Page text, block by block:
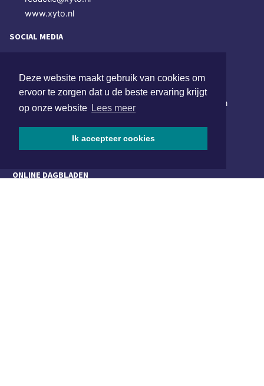
Deze website maakt gebruik van cookies om
ervoor te zorgen dat u de beste ervaring krijgt
op onze website Lees meer
Ik accepteer cookies
www.xyto.nl
SOCIAL MEDIA
NIEUWSBRIEF AANMELDEN
Schrijf je in voor onze nieuwsbrief en krijg wekelijks een
samenvatting van alle gebeurtenissen uit jouw regio.
ONLINE DAGBLADEN